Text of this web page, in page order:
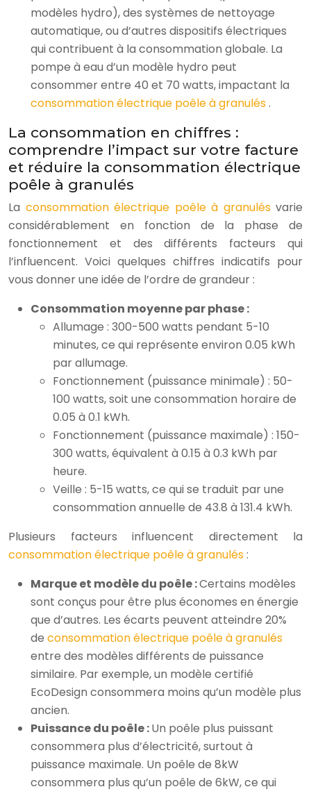
modèles hydro), des systèmes de nettoyage
automatique, ou d’autres dispositifs électriques
qui contribuent à la consommation globale. La
pompe à eau d’un modèle hydro peut
consommer entre 40 et 70 watts, impactant la
consommation électrique poêle à granulés.
La consommation en chiffres :
comprendre l’impact sur votre facture
et réduire la consommation électrique
poêle à granulés
La consommation électrique poêle à granulés varie
considérablement en fonction de la phase de
fonctionnement et des différents facteurs qui
l’influencent. Voici quelques chiffres indicatifs pour
vous donner une idée de l’ordre de grandeur :
Consommation moyenne par phase :
Allumage : 300-500 watts pendant 5-10
minutes, ce qui représente environ 0.05 kWh
par allumage.
Fonctionnement (puissance minimale) : 50-
100 watts, soit une consommation horaire de
0.05 à 0.1 kWh.
Fonctionnement (puissance maximale) : 150-
300 watts, équivalent à 0.15 à 0.3 kWh par
heure.
Veille : 5-15 watts, ce qui se traduit par une
consommation annuelle de 43.8 à 131.4 kWh.
Plusieurs facteurs influencent directement la
consommation électrique poêle à granulés:
Marque et modèle du poêle :Certains modèles
sont conçus pour être plus économes en énergie
que d’autres. Les écarts peuvent atteindre 20%
de consommation électrique poêle à granulés
entre des modèles différents de puissance
similaire. Par exemple, un modèle certifié
EcoDesign consommera moins qu’un modèle plus
ancien.
Puissance du poêle :Un poêle plus puissant
consommera plus d’électricité, surtout à
puissance maximale. Un poêle de 8kW
consommera plus qu’un poêle de 6kW, ce qui